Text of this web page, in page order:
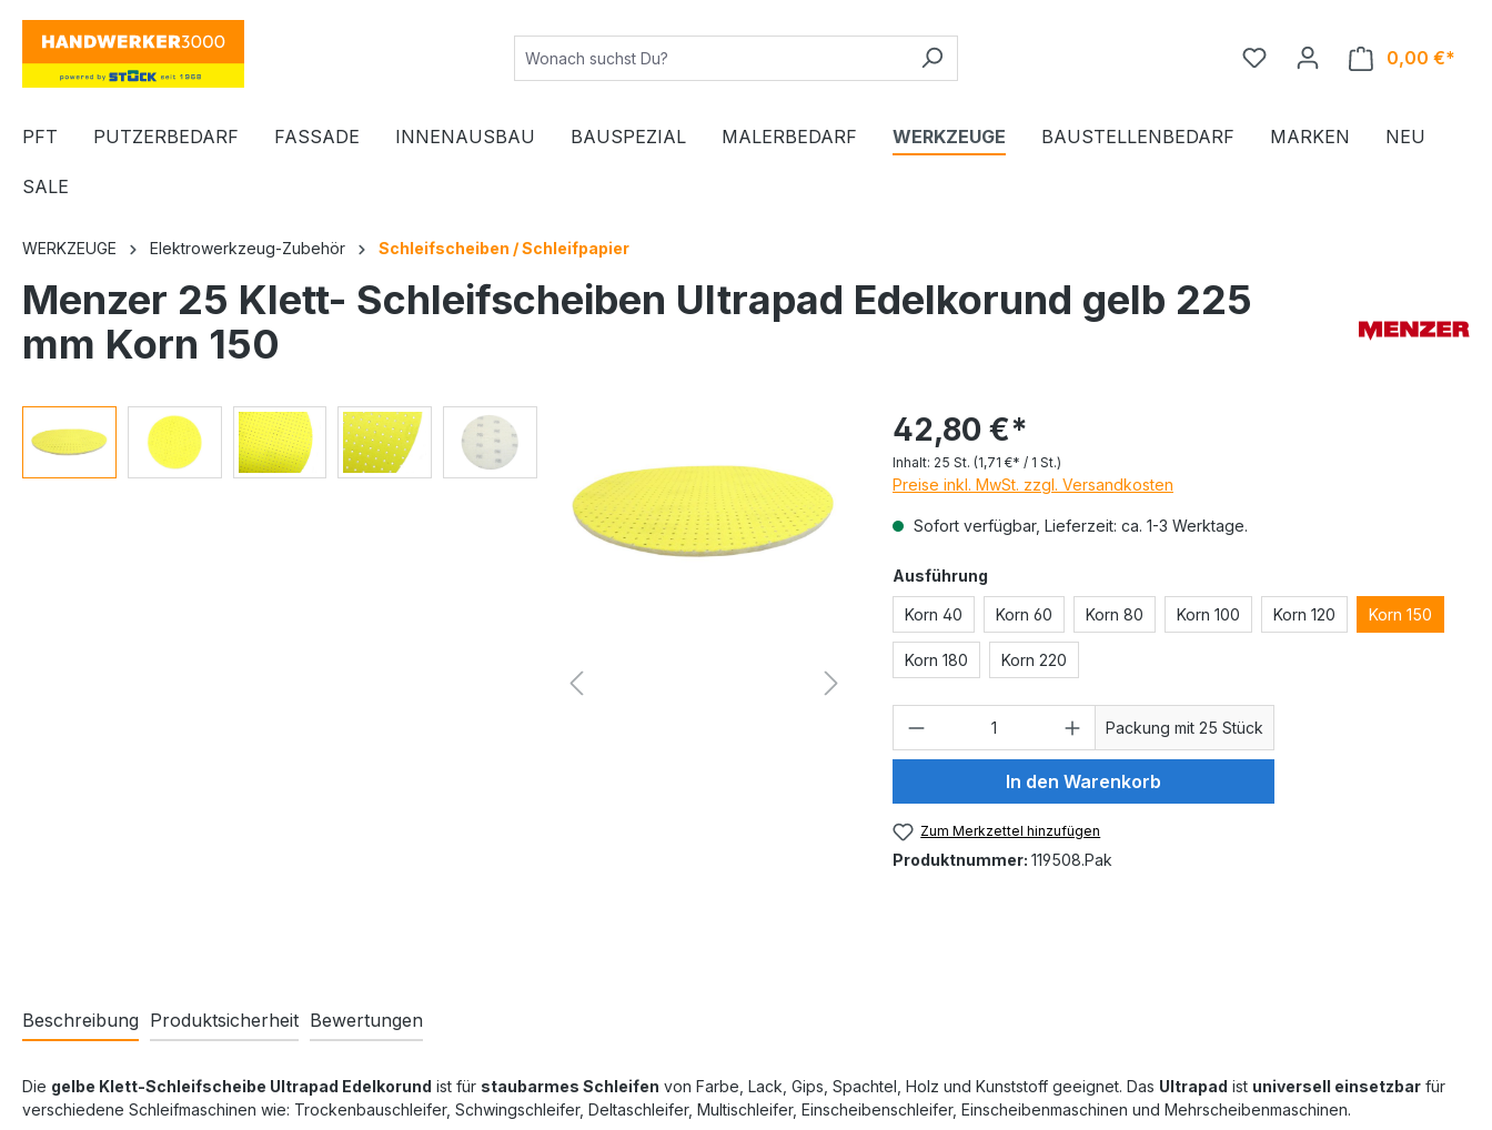
Zur Hauptnavigation springen
0,00 €*
PFT PUTZERBEDARF FASSADE INNENAUSBAU BAUSPEZIAL MALERBEDARF WERKZEUGE BAUSTELLENBEDARF MARKEN NEU
SALE
WERKZEUGE Elektrowerkzeug-Zubehör Schleifscheiben / Schleifpapier
Menzer 25 Klett- Schleifscheiben Ultrapad Edelkorund gelb 225
mm Korn 150
Bildergalerie überspringen 42,80 €*
Inhalt: 25 St. (1,71 €* / 1 St.)
Preise inkl. MwSt. zzgl. Versandkosten
Sofort verfügbar, Lieferzeit: ca. 1-3 Werktage.
Ausführung
Korn 40 Korn 60 Korn 80 Korn 100 Korn 120 Korn 150
Korn 180 Korn 220
Produkt Anzahl: Gib den gewünschten Wert
Packung mit 25 Stück
In den Warenkorb
Zum Merkzettel hinzufügen
Produktnummer: 119508.Pak
Beschreibung Produktsicherheit Bewertungen
Die gelbe Klett-Schleifscheibe Ultrapad Edelkorund ist für staubarmes Schleifen von Farbe, Lack, Gips, Spachtel, Holz und Kunststoff geeignet. Das Ultrapad ist universell einsetzbar für
verschiedene Schleifmaschinen wie: Trockenbauschleifer, Schwingschleifer, Deltaschleifer, Multischleifer, Einscheibenschleifer, Einscheibenmaschinen und Mehrscheibenmaschinen.